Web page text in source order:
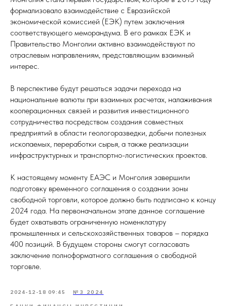
формализовало взаимодействие с Евразийской
экономической комиссией (ЕЭК) путем заключения
соответствующего меморандума. В его рамках ЕЭК и
Правительство Монголии активно взаимодействуют по
отраслевым направлениям, представляющим взаимный
интерес.
В перспективе будут решаться задачи перехода на
национальные валюты при взаимных расчетах, налаживания
кооперационных связей и развития инвестиционного
сотрудничества посредством создания совместных
предприятий в области геологоразведки, добычи полезных
ископаемых, переработки сырья, а также реализации
инфраструктурных и транспортно-логистических проектов.
К настоящему моменту ЕАЭС и Монголия завершили
подготовку временного соглашения о создании зоны
свободной торговли, которое должно быть подписано к концу
2024 года. На первоначальном этапе данное соглашение
будет охватывать ограниченную номенклатуру
промышленных и сельскохозяйственных товаров – порядка
400 позиций. В будущем стороны смогут согласовать
заключение полноформатного соглашения о свободной
торговле.
2024-12-18 09:45 №3 2024